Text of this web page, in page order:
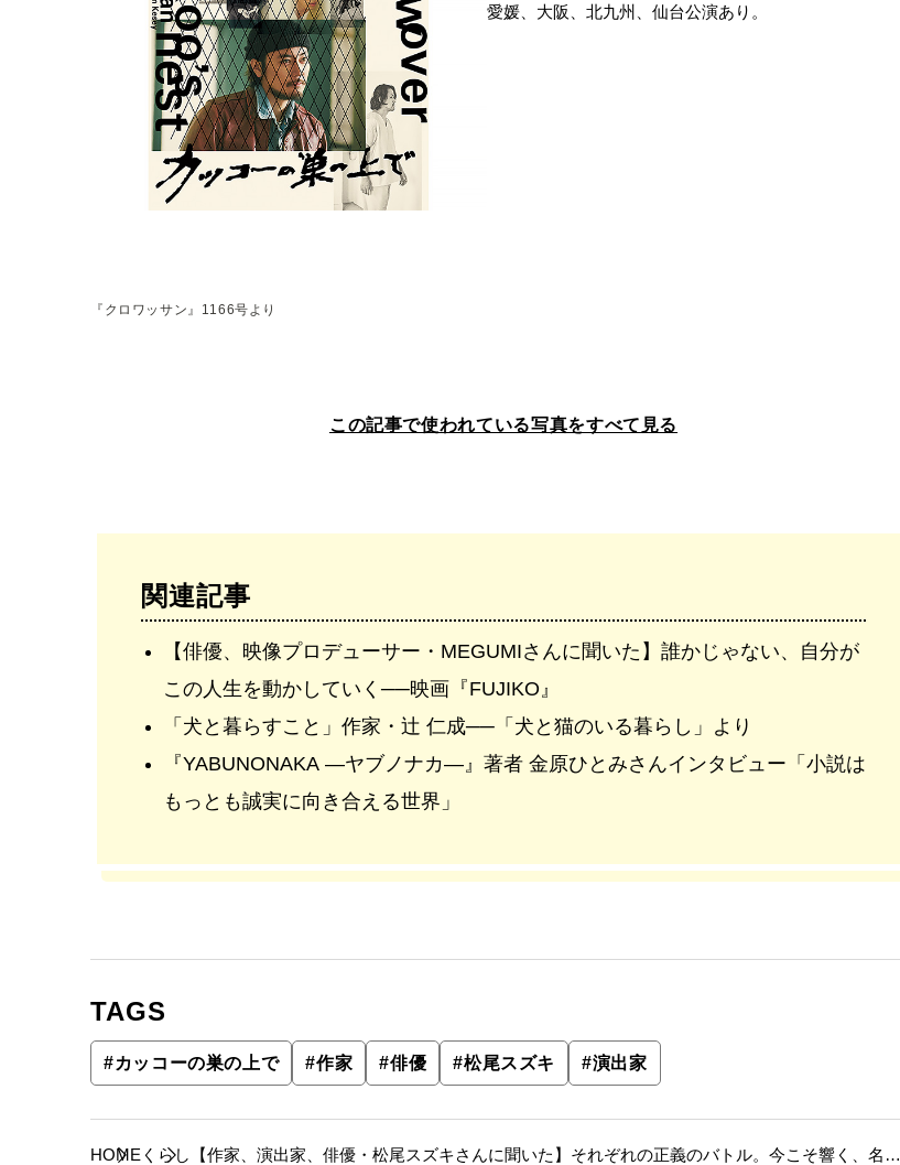
愛媛、大阪、北九州、仙台公演あり。
『クロワッサン』1166号より
この記事で使われている写真をすべて見る
関連記事
【俳優、映像プロデューサー・MEGUMIさんに聞いた】誰かじゃない、自分が
この人生を動かしていく──映画『FUJIKO』
「犬と暮らすこと」作家・辻 仁成──「犬と猫のいる暮らし」より
『YABUNONAKA —ヤブノナカ—』著者 金原ひとみさんインタビュー「小説は
もっとも誠実に向き合える世界」
TAGS
#カッコーの巣の上で #作家 #俳優 #松尾スズキ #演出家
HOME くらし 【作家、演出家、俳優・松尾スズキさんに聞いた】それぞれの正義のバトル。今こそ響く、名作